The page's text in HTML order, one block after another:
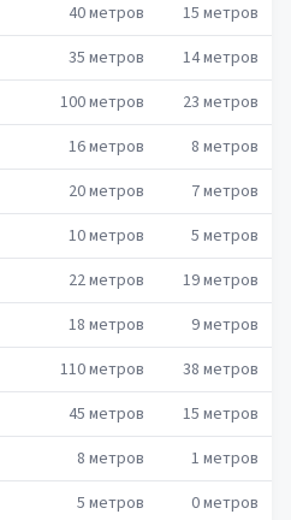
40метров 15 метров
35 метров 14метров
100метров 23 метров
16метров 8 метров
20метров 7метров
10метров 5 метров
22метров 19метров
18 метров 9метров
110метров 38 метров
45 метров 15 метров
8 метров 1 метров
5 метров 0метров